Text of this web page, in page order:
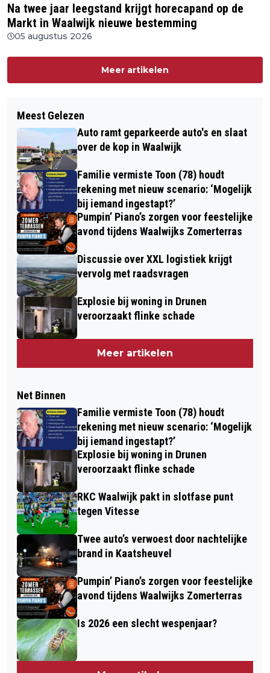
Na twee jaar leegstand krijgt horecapand op de
Markt in Waalwijk nieuwe bestemming
05 augustus 2026
Meer artikelen
Meest Gelezen
Auto ramt geparkeerde auto's en slaat
over de kop in Waalwijk
Familie vermiste Toon (78) houdt
rekening met nieuw scenario: ‘Mogelijk
bij iemand ingestapt?’
Pumpin’ Piano’s zorgen voor feestelijke
avond tijdens Waalwijks Zomerterras
Discussie over XXL logistiek krijgt
vervolg met raadsvragen
Explosie bij woning in Drunen
veroorzaakt flinke schade
Meer artikelen
Net Binnen
Familie vermiste Toon (78) houdt
rekening met nieuw scenario: ‘Mogelijk
bij iemand ingestapt?’
Explosie bij woning in Drunen
veroorzaakt flinke schade
RKC Waalwijk pakt in slotfase punt
tegen Vitesse
Twee auto’s verwoest door nachtelijke
brand in Kaatsheuvel
Pumpin’ Piano’s zorgen voor feestelijke
avond tijdens Waalwijks Zomerterras
Is 2026 een slecht wespenjaar?